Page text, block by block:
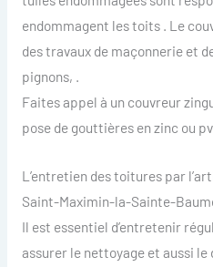
endommagent les toits . Le
des travaux de maçonnerie et
pignons, .
Faites appel à un couvreur
pose de gouttières en zinc ou
L’entretien des toitures par
Saint-Maximin-la-Sainte-
Il est essentiel d’entretenir
assurer le nettoyage et aussi le